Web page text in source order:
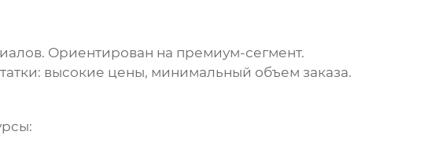
Ориентирован на премиум-сегмент.
высокие цены, минимальный объем заказа.